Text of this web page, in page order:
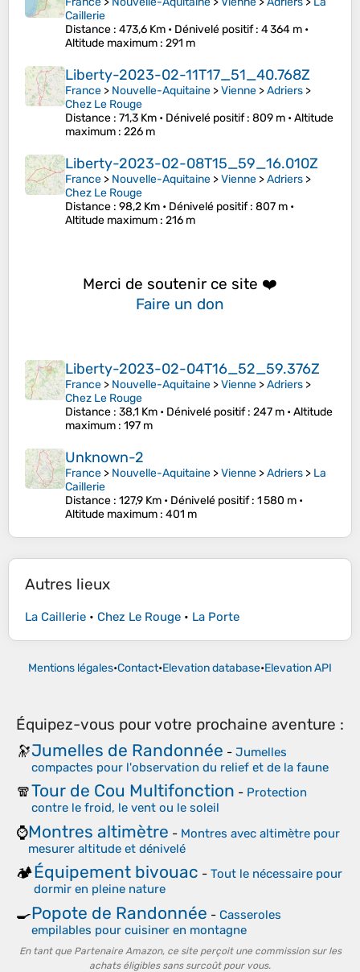
Caillerie
Distance : 473,6 Km • Dénivelé positif: 4 364 m •
Altitude maximum : 291 m
Liberty-2023-02-11T17_51_40.768Z
France > Nouvelle-Aquitaine >Vienne >Adriers >
Chez Le Rouge
Distance : 71,3 Km • Dénivelé positif: 809 m •Altitude
maximum : 226 m
Liberty-2023-02-08T15_59_16.010Z
France > Nouvelle-Aquitaine >Vienne >Adriers >
Chez Le Rouge
Distance : 98,2 Km • Dénivelé positif: 807 m •
Altitude maximum : 216 m
Merci de soutenir ce site ❤️
Faire un don
Liberty-2023-02-04T16_52_59.376Z
France > Nouvelle-Aquitaine >Vienne >Adriers >
Chez Le Rouge
Distance : 38,1 Km • Dénivelé positif: 247 m •Altitude
maximum : 197 m
Unknown-2
France > Nouvelle-Aquitaine >Vienne >Adriers > La
Caillerie
Distance : 127,9 Km • Dénivelé positif: 1 580 m •
Altitude maximum : 401 m
Autres lieux
La Caillerie • Chez Le Rouge • La Porte
Mentions légales•Contact•Elevation database•Elevation API
Équipez-vous pour votre prochaine aventure :
🔭Jumelles de Randonnée - Jumelles
compactes pour l'observation du relief et de la faune
🧣Tour de Cou Multifonction - Protection
contre le froid, le vent ou le soleil
⌚Montres altimètre - Montres avec altimètre pour
mesurer altitude et dénivelé
🏕️Équipement bivouac - Tout le nécessaire pour
dormir en pleine nature
🍳Popote de Randonnée - Casseroles
empilables pour cuisiner en montagne
En tant que Partenaire Amazon, ce site perçoit une commission sur les
achats éligibles sans surcoût pour vous.